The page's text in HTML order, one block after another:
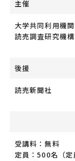
主催
大学共同利用機
読売調査研究機構
後援
読売新聞社
受講料：無料
定員：500名（定